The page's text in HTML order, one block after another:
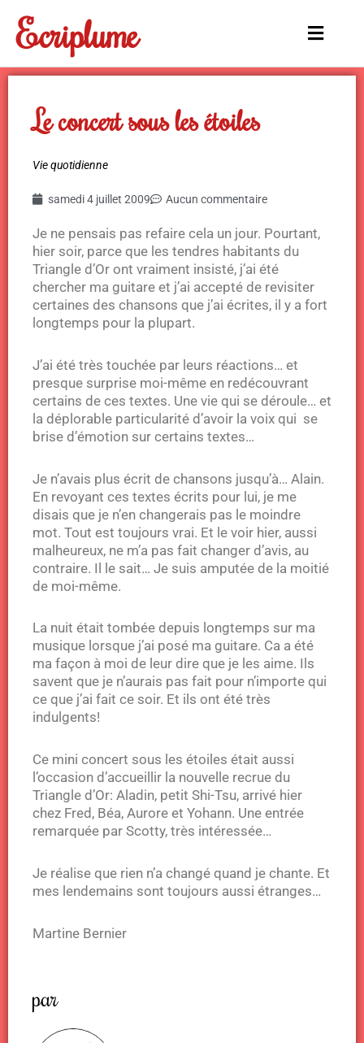
contenu
Ecriplume
Main
Le concert sous les étoiles
Vie quotidienne
samedi 4 juillet 2009 Aucun commentaire
Je ne pensais pas refaire cela un jour. Pourtant,
hier soir, parce que les tendres habitants du
Triangle d’Or ont vraiment insisté, j’ai été
chercher ma guitare et j’ai accepté de revisiter
certaines des chansons que j’ai écrites, il y a fort
longtemps pour la plupart.
J’ai été très touchée par leurs réactions… et
presque surprise moi-même en redécouvrant
certains de ces textes. Une vie qui se déroule… et
la déplorable particularité d’avoir la voix qui se
brise d’émotion sur certains textes…
Je n’avais plus écrit de chansons jusqu’à… Alain.
En revoyant ces textes écrits pour lui, je me
disais que je n’en changerais pas le moindre
mot. Tout est toujours vrai. Et le voir hier, aussi
malheureux, ne m’a pas fait changer d’avis, au
contraire. Il le sait… Je suis amputée de la moitié
de moi-même.
La nuit était tombée depuis longtemps sur ma
musique lorsque j’ai posé ma guitare. Ca a été
ma façon à moi de leur dire que je les aime. Ils
savent que je n’aurais pas fait pour n’importe qui
ce que j’ai fait ce soir. Et ils ont été très
indulgents!
Ce mini concert sous les étoiles était aussi
l’occasion d’accueillir la nouvelle recrue du
Triangle d’Or: Aladin, petit Shi-Tsu, arrivé hier
chez Fred, Béa, Aurore et Yohann. Une entrée
remarquée par Scotty, très intéressée…
Je réalise que rien n’a changé quand je chante. Et
mes lendemains sont toujours aussi étranges…
Martine Bernier
par